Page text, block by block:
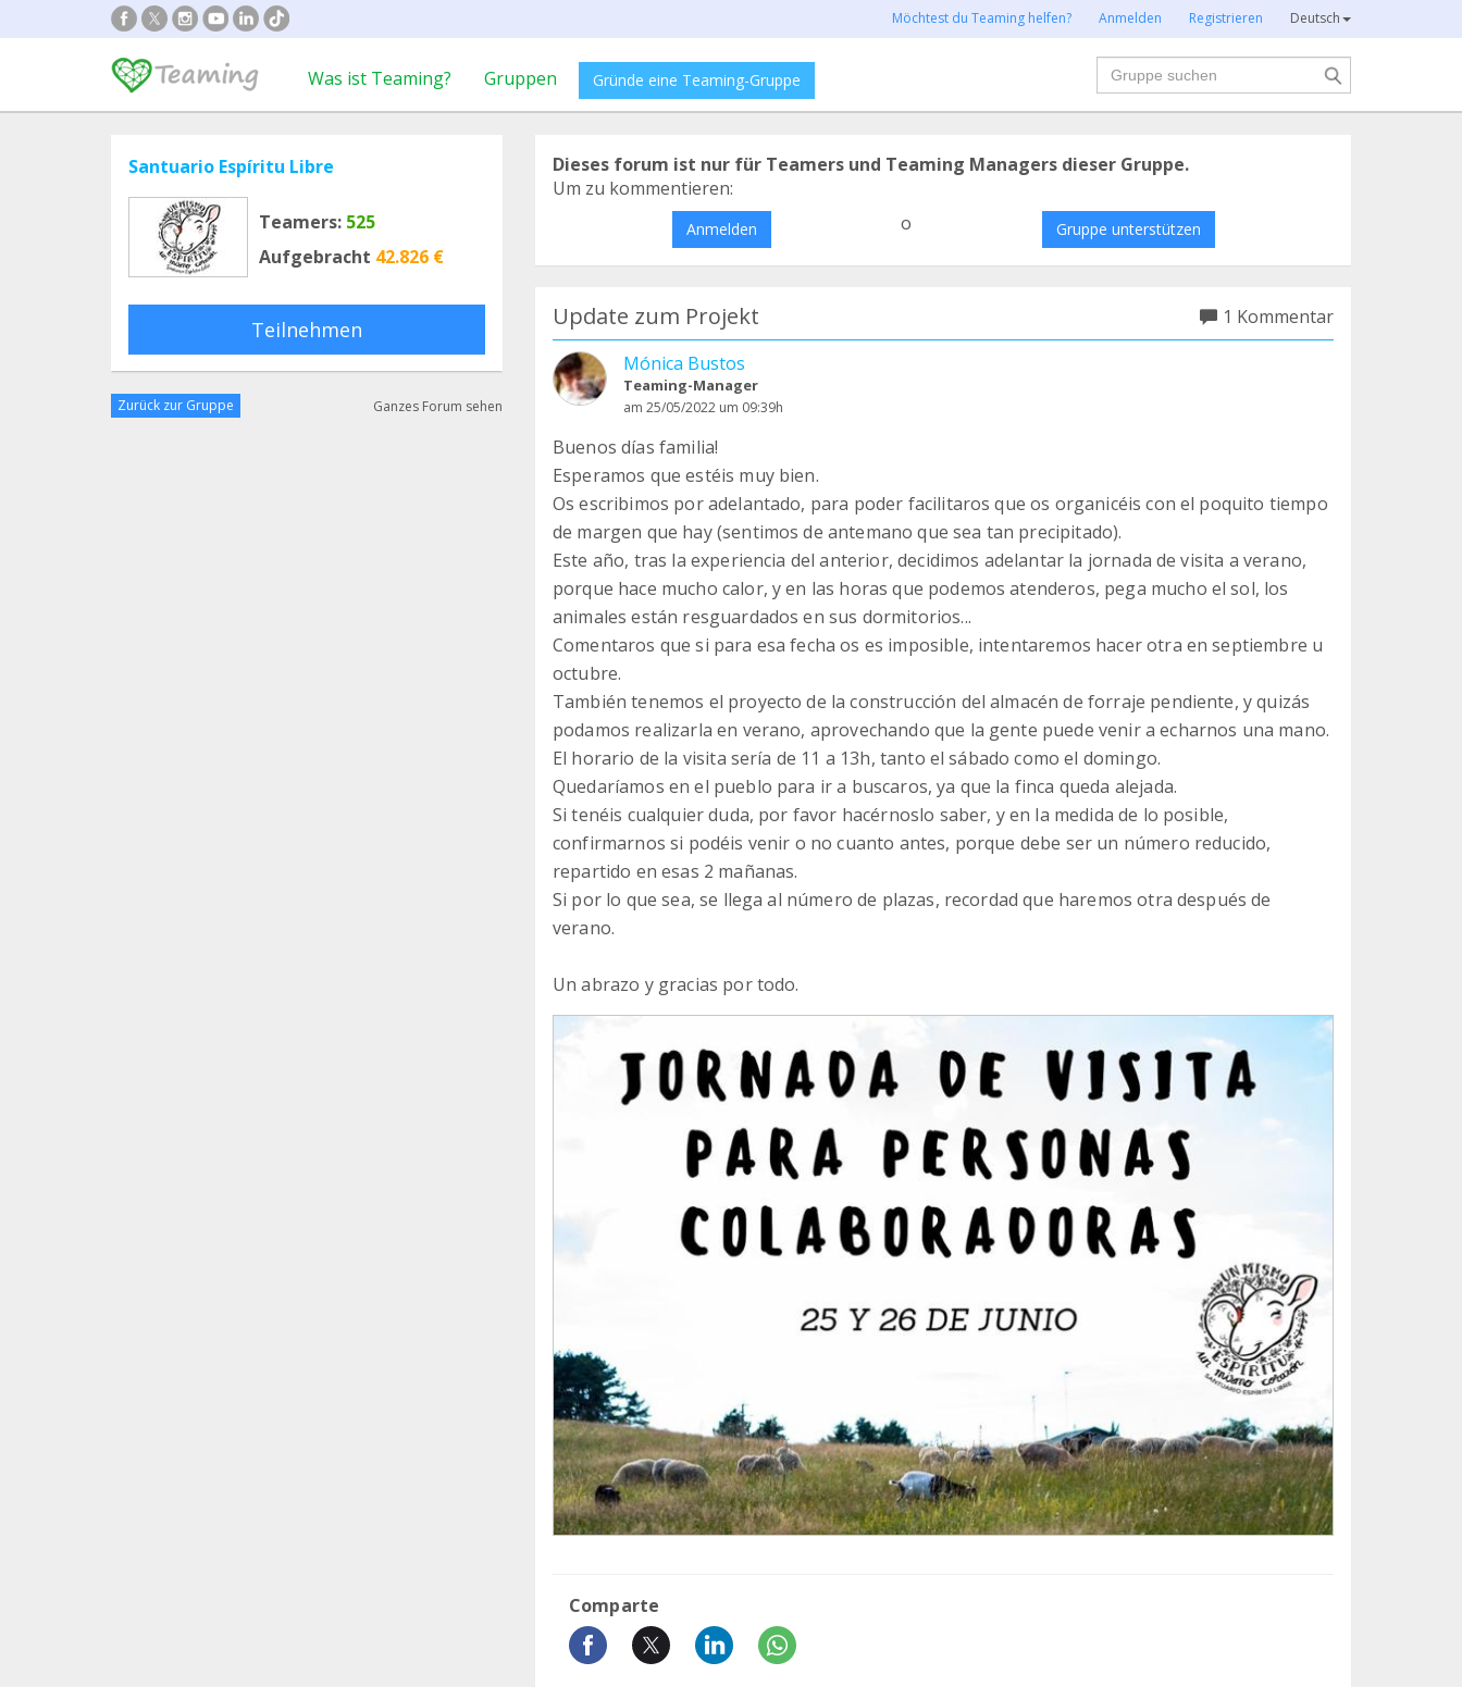
Möchtest du Teaming helfen? Anmelden Registrieren Deutsch
Was ist Teaming? Gruppen Gründe eine Teaming-Gruppe
Suche
Santuario Espíritu Libre
Teamers: 525
Aufgebracht 42.826 €
Teilnehmen
Zurück zur Gruppe Ganzes Forum sehen
Dieses forum ist nur für Teamers und Teaming Managers dieser Gruppe.
Um zu kommentieren:
Anmelden o Gruppe unterstützen
Update zum Projekt
1 Kommentar
Mónica Bustos
Teaming-Manager
am 25/05/2022 um 09:39h
Buenos días familia!
Esperamos que estéis muy bien.
Os escribimos por adelantado, para poder facilitaros que os organicéis con el poquito tiempo
de margen que hay (sentimos de antemano que sea tan precipitado).
Este año, tras la experiencia del anterior, decidimos adelantar la jornada de visita a verano,
porque hace mucho calor, y en las horas que podemos atenderos, pega mucho el sol, los
animales están resguardados en sus dormitorios...
Comentaros que si para esa fecha os es imposible, intentaremos hacer otra en septiembre u
octubre.
También tenemos el proyecto de la construcción del almacén de forraje pendiente, y quizás
podamos realizarla en verano, aprovechando que la gente puede venir a echarnos una mano.
El horario de la visita sería de 11 a 13h, tanto el sábado como el domingo.
Quedaríamos en el pueblo para ir a buscaros, ya que la finca queda alejada.
Si tenéis cualquier duda, por favor hacérnoslo saber, y en la medida de lo posible,
confirmarnos si podéis venir o no cuanto antes, porque debe ser un número reducido,
repartido en esas 2 mañanas.
Si por lo que sea, se llega al número de plazas, recordad que haremos otra después de
verano.
Un abrazo y gracias por todo.
Comparte